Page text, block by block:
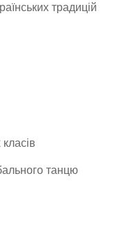
традицій
танцю